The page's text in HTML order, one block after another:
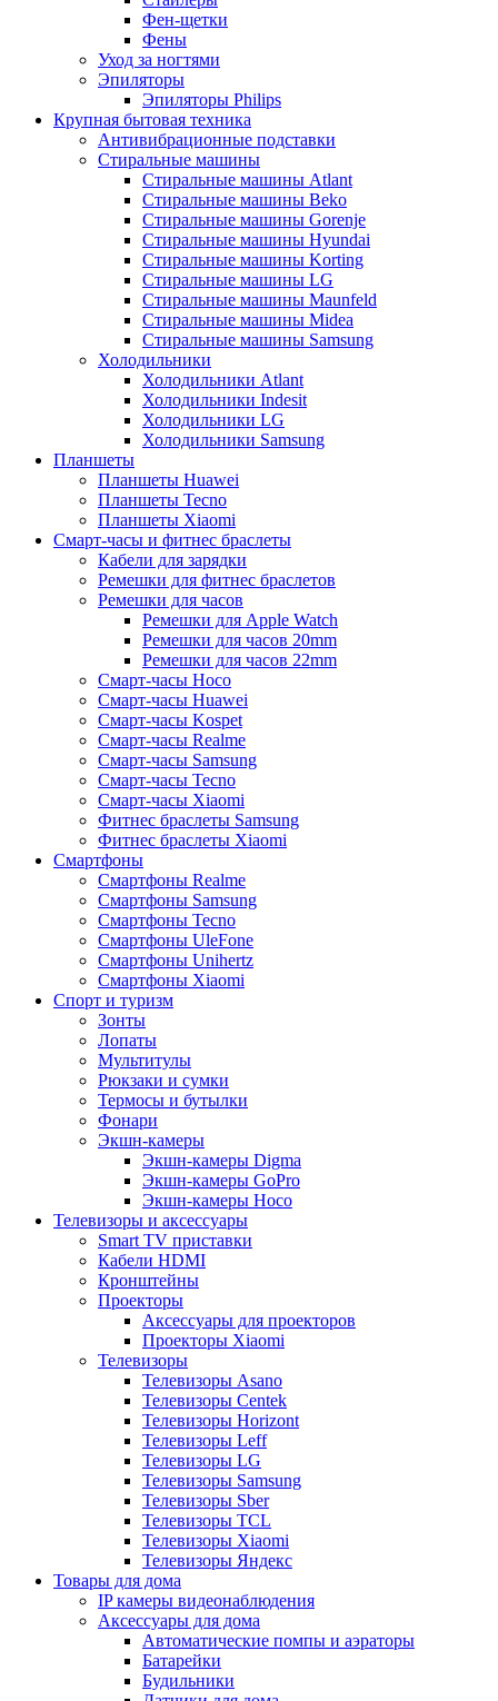
Фен-щетки
Фены
Уход за ногтями
Эпиляторы
Эпиляторы Philips
Крупная бытовая техника
Антивибрационные подставки
Стиральные машины
Стиральные машины Atlant
Стиральные машины Beko
Стиральные машины Gorenje
Стиральные машины Hyundai
Стиральные машины Korting
Стиральные машины LG
Стиральные машины Maunfeld
Стиральные машины Midea
Стиральные машины Samsung
Холодильники
Холодильники Atlant
Холодильники Indesit
Холодильники LG
Холодильники Samsung
Планшеты
Планшеты Huawei
Планшеты Tecno
Планшеты Xiaomi
Смарт-часы и фитнес браслеты
Кабели для зарядки
Ремешки для фитнес браслетов
Ремешки для часов
Ремешки для Apple Watch
Ремешки для часов 20mm
Ремешки для часов 22mm
Смарт-часы Hoco
Смарт-часы Huawei
Смарт-часы Kospet
Смарт-часы Realme
Смарт-часы Samsung
Смарт-часы Tecno
Смарт-часы Xiaomi
Фитнес браслеты Samsung
Фитнес браслеты Xiaomi
Смартфоны
Смартфоны Realme
Смартфоны Samsung
Смартфоны Tecno
Смартфоны UleFone
Смартфоны Unihertz
Смартфоны Xiaomi
Спорт и туризм
Зонты
Лопаты
Мультитулы
Рюкзаки и сумки
Термосы и бутылки
Фонари
Экшн-камеры
Экшн-камеры Digma
Экшн-камеры GoPro
Экшн-камеры Hoco
Телевизоры и аксессуары
Smart TV приставки
Кабели HDMI
Кронштейны
Проекторы
Аксессуары для проекторов
Проекторы Xiaomi
Телевизоры
Телевизоры Asano
Телевизоры Centek
Телевизоры Horizont
Телевизоры Leff
Телевизоры LG
Телевизоры Samsung
Телевизоры Sber
Телевизоры TCL
Телевизоры Xiaomi
Телевизоры Яндекс
Товары для дома
IP камеры видеонаблюдения
Аксессуары для дома
Автоматические помпы и аэраторы
Батарейки
Будильники